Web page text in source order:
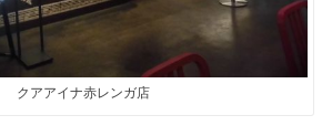
クアアイナ赤レンガ店